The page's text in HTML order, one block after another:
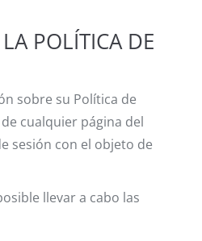
POLÍTICA DE
sobre su Política de
cualquier página del
sesión con el objeto de
llevar a cabo las